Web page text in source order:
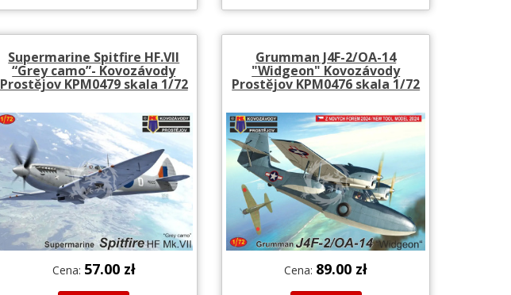
Supermarine Spitfire HF.VII
“Grey camo”- Kovozávody
Prostějov KPM0479 skala 1/72
Cena: 57.00 zł
Grumman J4F-2/OA-14
"Widgeon" Kovozávody
Prostějov KPM0476 skala 1/72
Cena: 89.00 zł